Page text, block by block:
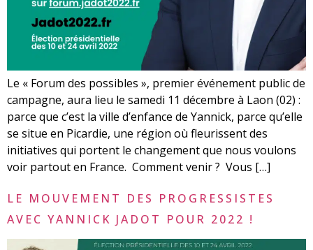
Le « Forum des possibles », premier événement public de
campagne, aura lieu le samedi 11 décembre à Laon (02) :
parce que c’est la ville d’enfance de Yannick, parce qu’elle
se situe en Picardie, une région où fleurissent des
initiatives qui portent le changement que nous voulons
voir partout en France. Comment venir ? Vous […]
LE MOUVEMENT DES PROGRESSISTES
AVEC YANNICK JADOT POUR 2022 !